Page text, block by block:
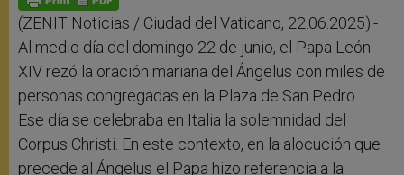
p e
r
k
(ZENIT Noticias / Ciudad del Vaticano, 22.06.2025).-
Al medio día del domingo 22 de junio, el Papa León
XIV rezó la oración mariana del Ángelus con miles de
personas congregadas en la Plaza de San Pedro.
Ese día se celebraba en Italia la solemnidad del
Corpus Christi. En este contexto, en la alocución que
precede al Ángelus el Papa hizo referencia a la